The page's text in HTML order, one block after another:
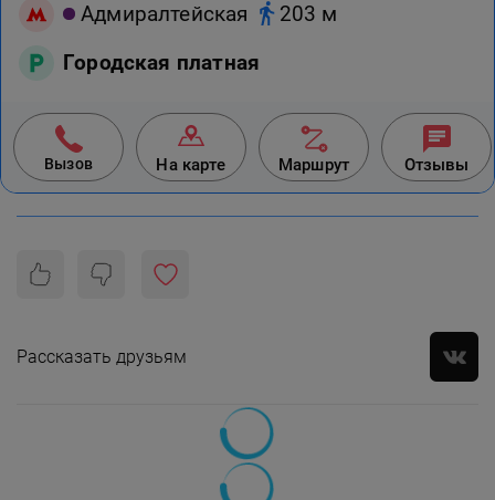
Адмиралтейская
203 м
Городская платная
Вызов На карте Маршрут Отзывы
Рассказать друзьям